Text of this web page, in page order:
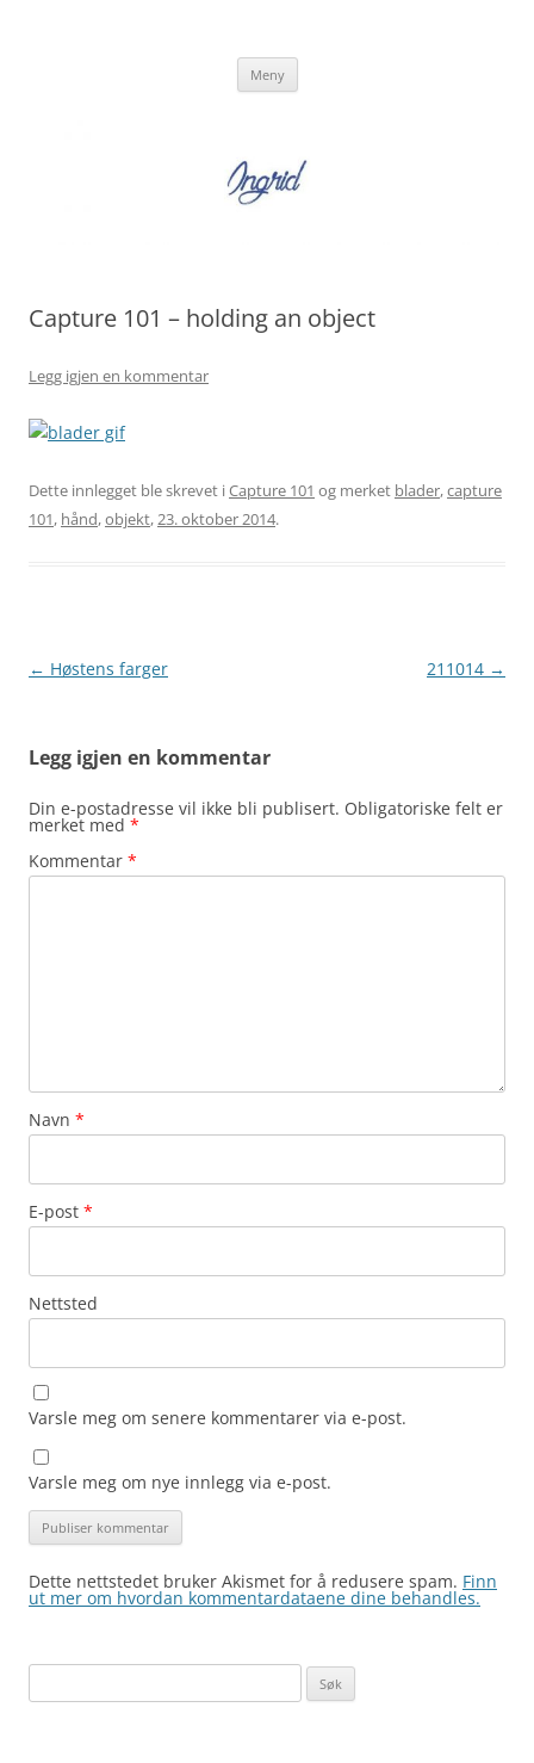
Meny
Capture 101 – holding an object
Legg igjen en kommentar
Dette innlegget ble skrevet iCapture 101 og merket blader,capture
101, hånd,objekt,23. oktober 2014.
Innleggsnavigasjon
← Høstens farger 211014 →
Legg igjen en kommentar
Din e-postadresse vil ikke bli publisert. Obligatoriske felt er
merket med *
Kommentar *
Navn *
E-post *
Nettsted
Varsle meg om senere kommentarer via e-post.
Varsle meg om nye innlegg via e-post.
Dette nettstedet bruker Akismet for å redusere spam. Finn
ut mer om hvordan kommentardataene dine behandles.
etter: